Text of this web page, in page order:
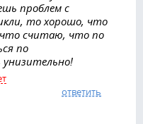
проблем с
то хорошо, что
считаю, что по
по
ответить